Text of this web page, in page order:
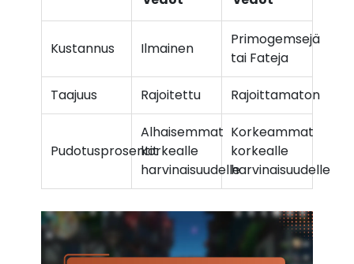
Kustannus Ilmainen
Primogemsejä
tai Fateja
Taajuus Rajoitettu Rajoittamaton
Pudotusprosentit
Alhaisemmat
korkealle
harvinaisuudelle
Korkeammat
korkealle
harvinaisuudelle